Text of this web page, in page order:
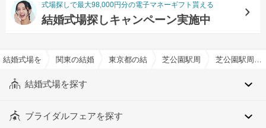
式場探しで最大98,000円分の電子マネーギフト貰える
結婚式場探しキャンペーン実施中
結婚式場を探すならハナユメ
関東の結婚式場東京都の結婚式場芝公園駅周辺の結婚式場
結婚式場を探す
ブライダルフェアを探す